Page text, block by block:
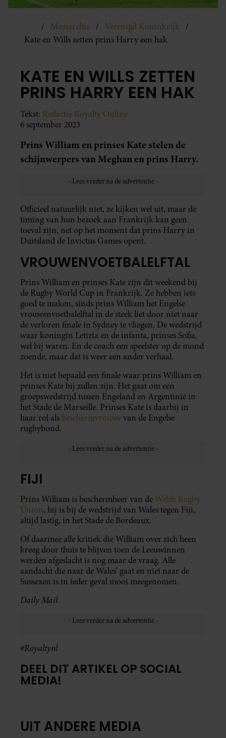
Monarchie
Verenigd Koninkrijk
Kate en Wills zetten prins Harry een hak
KATE EN WILLS ZETTEN
PRINS HARRY EEN HAK
Tekst: Redactie Royalty Online
6 september 2023
Prins William en prinses Kate stelen de
schijnwerpers van Meghan en prins Harry.
Officieel natuurlijk niet, ze kijken wel uit, maar de
timing van hun bezoek aan Frankrijk kan geen
toeval zijn, net op het moment dat prins Harry in
Duitsland de Invictus Games opent.
VROUWENVOETBALELFTAL
Prins William en prinses Kate zijn dit weekend bij
de Rugby World Cup in Frankrijk. Ze hebben iets
goed te maken, sinds prins William het Engelse
vrouwenvoetbalelftal in de steek liet door niet naar
de verloren finale in Sydney te vliegen. De wedstrijd
waar koningin Letizia en de infanta, prinses Sofia,
wel bij waren. En de coach een speelster op de mond
zoende, maar dat is weer een ander verhaal.
Het is niet bepaald een finale waar prins William en
prinses Kate bij zullen zijn. Het gaat om een
groepswedstrijd tussen Engeland en Argentinië in
het Stade de Marseille. Prinses Kate is daarbij in
haar rol als beschermvrouwevan de Engelse
rugbybond.
FIJI
Prins William is beschermheer van deWelsh Rugby
Union, hij is bij de wedstrijd van Wales tegen Fiji,
altijd lastig, in het Stade de Bordeaux.
Of daarmee alle kritiek die William over zich heen
kreeg door thuis te blijven toen de Leeuwinnen
werden afgeslacht is nog maar de vraag. Alle
aandacht die naar de Wales’ gaat en niet naar de
Sussexen is in ieder geval mooi meegenomen.
Daily Mail
#Royaltynl
DEEL DIT ARTIKEL OP SOCIAL
MEDIA!
UIT ANDERE MEDIA